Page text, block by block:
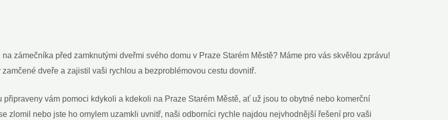
zámečníka před ⁣zamknutými dveřmi⁤ svého domu v Praze Starém Městě? Máme pro vás‍ skvělou zprávu!‌
dveře a zajistil vaši ​rychlou a bezproblémovou cestu dovnitř.
vám pomoci kdykoli a kdekoli ⁣na Praze Starém Městě, ať‌ už jsou⁢ to obytné nebo komerční
zlomil⁤ nebo jste ho omylem ⁣uzamkli uvnitř, naši ⁢odborníci rychle najdou nejvhodnější řešení pro‌ vaši⁣